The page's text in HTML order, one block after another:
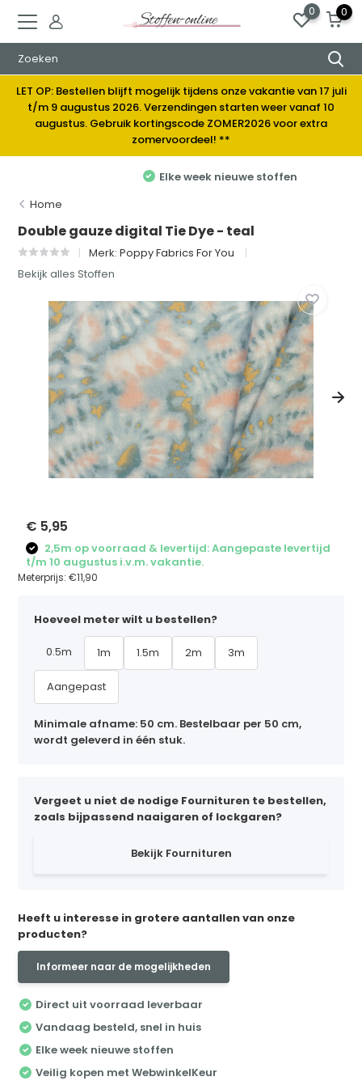
0 0
LET OP: Bestellen blijft mogelijk tijdens onze vakantie van 17 juli
t/m 9 augustus 2026. Verzendingen starten weer vanaf 10
augustus. Gebruik kortingscode ZOMER2026 voor extra
zomervoordeel! **
Elke week nieuwe stoffen
Home
Double gauze digital Tie Dye - teal
Merk:Poppy Fabrics For You
Bekijk alles Stoffen
€ 5,95
2,5m op voorraad & levertijd: Aangepaste levertijd
t/m 10 augustus i.v.m. vakantie.
Meterprijs:€11,90
Hoeveel meter wilt u bestellen?
0.5m 1m 1.5m 2m 3m
Aangepast
Minimale afname: 50 cm. Bestelbaar per 50 cm,
wordt geleverd in één stuk.
Vergeet u niet de nodige Fournituren te bestellen,
zoals bijpassend naaigaren of lockgaren?
Bekijk Fournituren
Heeft u interesse in grotere aantallen van onze
producten?
Informeer naar de mogelijkheden
Direct uit voorraad leverbaar
Vandaag besteld, snel in huis
Elke week nieuwe stoffen
Veilig kopen met WebwinkelKeur